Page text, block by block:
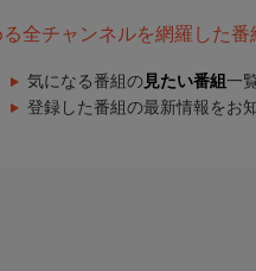
全チャンネルを網羅した番
気になる番組の 見たい番組 一
登録した番組の最新情報をお